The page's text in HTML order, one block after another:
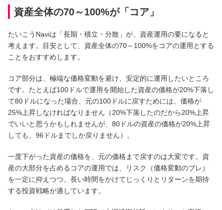
サービスのご案内
Taiko Big Advance
サービスのご案内
資産全体の70～100%が「コア」
たいこうNaviは「長期・積立・分散」が、資産運用の要になると
考えます。目安として、資産全体の70～100%をコアの運用とする
ことをおすすめします。
コア部分は、極端な価格変動を避け、安定的に運用したいところ
です。たとえば100ドルで運用を開始した資産の価格が20%下落し
て80ドルになった場合、元の100ドルに戻すためには、価格が
25%上昇しなければなりません（20%下落したのだから20%上昇
でいいと思うかもしれませんが、80ドルの資産の価格が20%上昇
しても、96ドルまでしか戻りません）。
一度下がった資産の価格を、元の価格まで戻すのは大変です。資
産の大部分を占めるコアの運用では、リスク（価格変動のブレ）
を一定に抑えつつ、長い時間をかけてじっくりとリターンを期待
する投資戦略が適しています。